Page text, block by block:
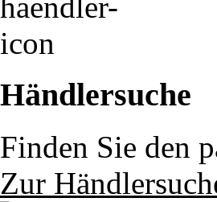
Händlersuche
Finden Sie den
Zur